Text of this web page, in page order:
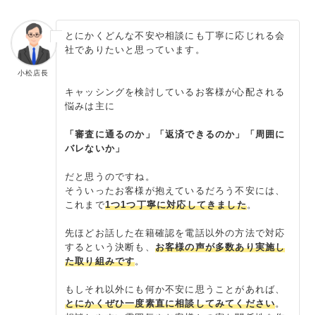
小松店長
とにかくどんな不安や相談にも丁寧に応じれる会
社でありたいと思っています。
キャッシングを検討しているお客様が心配される
悩みは主に
「審査に通るのか」「返済できるのか」「周囲に
バレないか」
だと思うのですね。
そういったお客様が抱えているだろう不安には、
これまで1つ1つ丁寧に対応してきました。
先ほどお話した在籍確認を電話以外の方法で対応
するという決断も、 お客様の声が多数あり実施し
た取り組みです。
もしそれ以外にも何か不安に思うことがあれば、
とにかくぜひ一度素直に相談してみてください。